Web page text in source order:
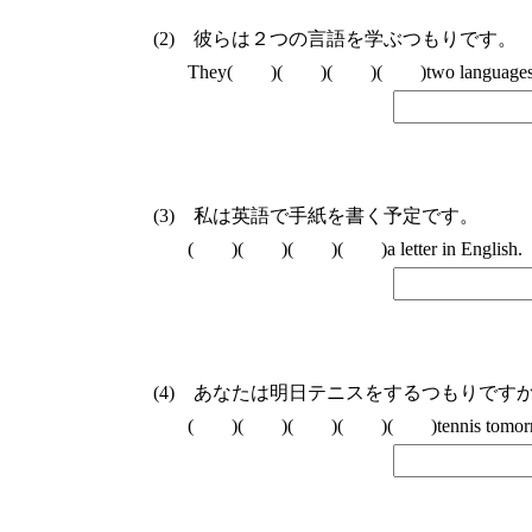
彼らは２つの言語を学ぶつもりです。
They( )( )( )( )two
私は英語で手紙を書く予定です。
( )( )( )( )a letter in English.
あなたは明日テニスをするつもりですか
( )( )( )( )( )tennis